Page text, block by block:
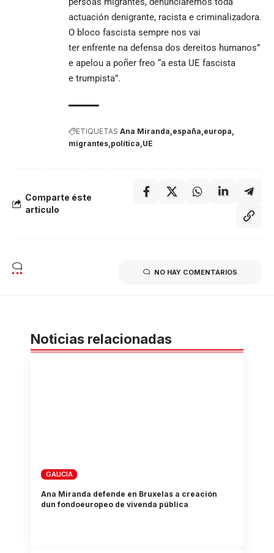
actuación denigrante, racista e criminalizadora.
O bloco fascista sempre nos vai
ter enfrente na defensa dos dereitos humanos”
e apelou a poñer freo “a esta UE fascista
e trumpista”.
ETIQUETAS Ana Miranda españa europa
migrantes política UE
Comparte éste
artículo
NO HAY COMENTARIOS
Noticias relacionadas
GALICIA
Ana Miranda defende en Bruxelas a creación
dun fondoeuropeo de vivenda pública